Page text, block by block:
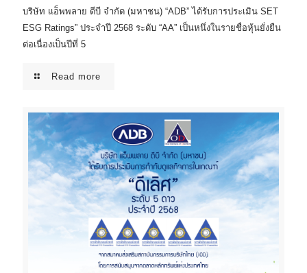
บริษัท แอ็พพลาย ดีบี จำกัด (มหาชน) “ADB” ได้รับการประเมิน SET
ESG Ratings” ประจำปี 2568 ระดับ “AA” เป็นหนึ่งในรายชื่อหุ้นยั่งยืน
ต่อเนื่องเป็นปีที่ 5
Read more